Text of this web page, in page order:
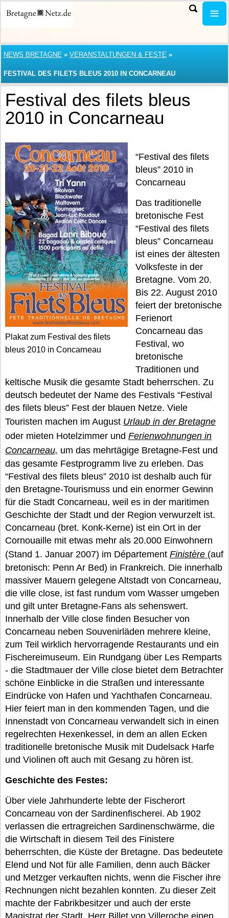
NEWS BRETAGNE » VERANSTALTUNGEN & FESTE »
FESTIVAL DES FILETS BLEUS 2010 IN CONCARNEAU
Festival des filets bleus
2010 in Concarneau
Plakat zum Festival des filets
bleus 2010 in Concarneau
“Festival des filets
bleus” 2010 in
Concarneau
Das traditionelle
bretonische Fest
“Festival des filets
bleus” Concarneau
ist eines der ältesten
Volksfeste in der
Bretagne. Vom 20.
Bis 22. August 2010
feiert der bretonische
Ferienort
Concarneau das
Festival, wo
bretonische
Traditionen und
keltische Musik die gesamte Stadt beherrschen. Zu
deutsch bedeutet der Name des Festivals “Festival
des filets bleus” Fest der blauen Netze. Viele
Touristen machen im August Urlaub in der Bretagne
oder mieten Hotelzimmer und Ferienwohnungen in
Concarneau, um das mehrtägige Bretagne-Fest und
das gesamte Festprogramm live zu erleben. Das
“Festival des filets bleus” 2010 ist deshalb auch für
den Bretagne-Tourismuss und ein enormer Gewinn
für die Stadt Concarneau, weil es in der maritimen
Geschichte der Stadt und der Region verwurzelt ist.
Concarneau (bret. Konk-Kerne) ist ein Ort in der
Cornouaille mit etwas mehr als 20.000 Einwohnern
(Stand 1. Januar 2007) im Département Finistère (auf
bretonisch: Penn Ar Bed) in Frankreich. Die innerhalb
massiver Mauern gelegene Altstadt von Concarneau,
die ville close, ist fast rundum vom Wasser umgeben
und gilt unter Bretagne-Fans als sehenswert.
Innerhalb der Ville close finden Besucher von
Concarneau neben Souvenirläden mehrere kleine,
zum Teil wirklich hervorragende Restaurants und ein
Fischereimuseum. Ein Rundgang über Les Remparts
- die Stadtmauer der Ville close bietet dem Betrachter
schöne Einblicke in die Straßen und interessante
Eindrücke von Hafen und Yachthafen Concarneau.
Hier feiert man in den kommenden Tagen, und die
Innenstadt von Concarneau verwandelt sich in einen
regelrechten Hexenkessel, in dem an allen Ecken
traditionelle bretonische Musik mit Dudelsack Harfe
und Violinen oft auch mit Gesang zu hören ist.
Geschichte des Festes:
Über viele Jahrhunderte lebte der Fischerort
Concarneau von der Sardinenfischerei. Ab 1902
verlassen die ertragreichen Sardinenschwärme, die
die Wirtschaft in diesem Teil des Finistere
beherrschten, die Küste der Bretagne. Das bedeutete
Elend und Not für alle Familien, denn auch Bäcker
und Metzger verkauften nichts, wenn die Fischer ihre
Rechnungen nicht bezahlen konnten. Zu dieser Zeit
machte der Fabrikbesitzer und auch der erste
Magistrat der Stadt, Herr Billet von Villeroche einen